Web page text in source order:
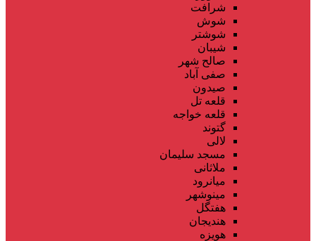
شرافت
شوش
شوشتر
شیبان
صالح شهر
صفی آباد
صیدون
قلعه تل
قلعه خواجه
گتوند
لالی
مسجد سلیمان
ملاثانی
میانرود
مینوشهر
هفتگل
هندیجان
هویزه